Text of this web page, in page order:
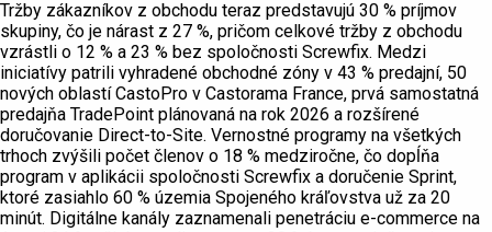
Tržby zákazníkov z obchodu teraz predstavujú 30 % príjmov
skupiny, čo je nárast z 27 %, pričom celkové tržby z obchodu
vzrástli o 12 % a 23 % bez spoločnosti Screwfix. Medzi
iniciatívy patrili vyhradené obchodné zóny v 43 % predajní, 50
nových oblastí CastoPro v Castorama France, prvá samostatná
predajňa TradePoint plánovaná na rok 2026 a rozšírené
doručovanie Direct-to-Site. Vernostné programy na všetkých
trhoch zvýšili počet členov o 18 % medziročne, čo dopĺňa
program v aplikácii spoločnosti Screwfix a doručenie Sprint,
ktoré zasiahlo 60 % územia Spojeného kráľovstva už za 20
minút. Digitálne kanály zaznamenali penetráciu e-commerce na